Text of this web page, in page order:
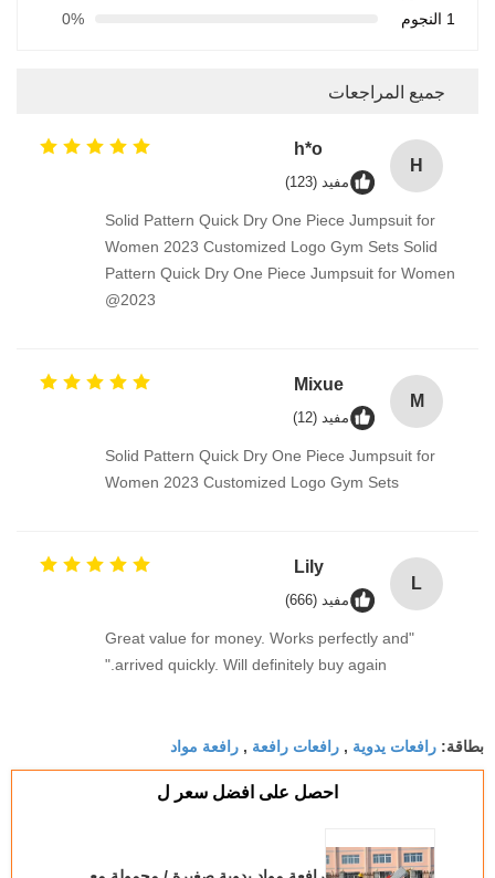
1 النجوم
0%
جميع المراجعات
H
h*o
مفيد (123)
Solid Pattern Quick Dry One Piece Jumpsuit for
Women 2023 Customized Logo Gym Sets Solid
Pattern Quick Dry One Piece Jumpsuit for Women
2023@
M
Mixue
مفيد (12)
Solid Pattern Quick Dry One Piece Jumpsuit for
Women 2023 Customized Logo Gym Sets
L
Lily
مفيد (666)
"Great value for money. Works perfectly and
arrived quickly. Will definitely buy again."
بطاقة: رافعات يدوية , رافعات رافعة , رافعة مواد
احصل على افضل سعر ل